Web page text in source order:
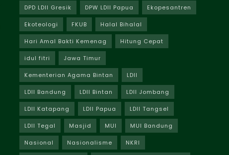
DPD LDII Gresik DPW LDII Papua Ekopesantren
Ekoteologi FKUB Halal Bihalal
Hari Amal Bakti Kemenag Hitung Cepat
idul fitri Jawa Timur
Kementerian Agama Bintan LDII
LDII Bandung LDII Bintan LDII Jombang
LDII Katapang LDII Papua LDII Tangsel
LDII Tegal Masjid MUI MUI Bandung
Nasional Nasionalisme NKRI